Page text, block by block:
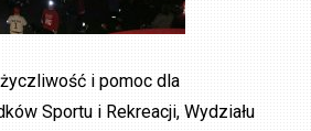
i pomoc dla
Sportu i Rekreacji, Wydziału